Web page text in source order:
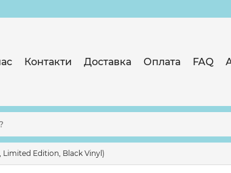
Контакти Доставка Оплата FAQ
Limited Edition, Black Vinyl)